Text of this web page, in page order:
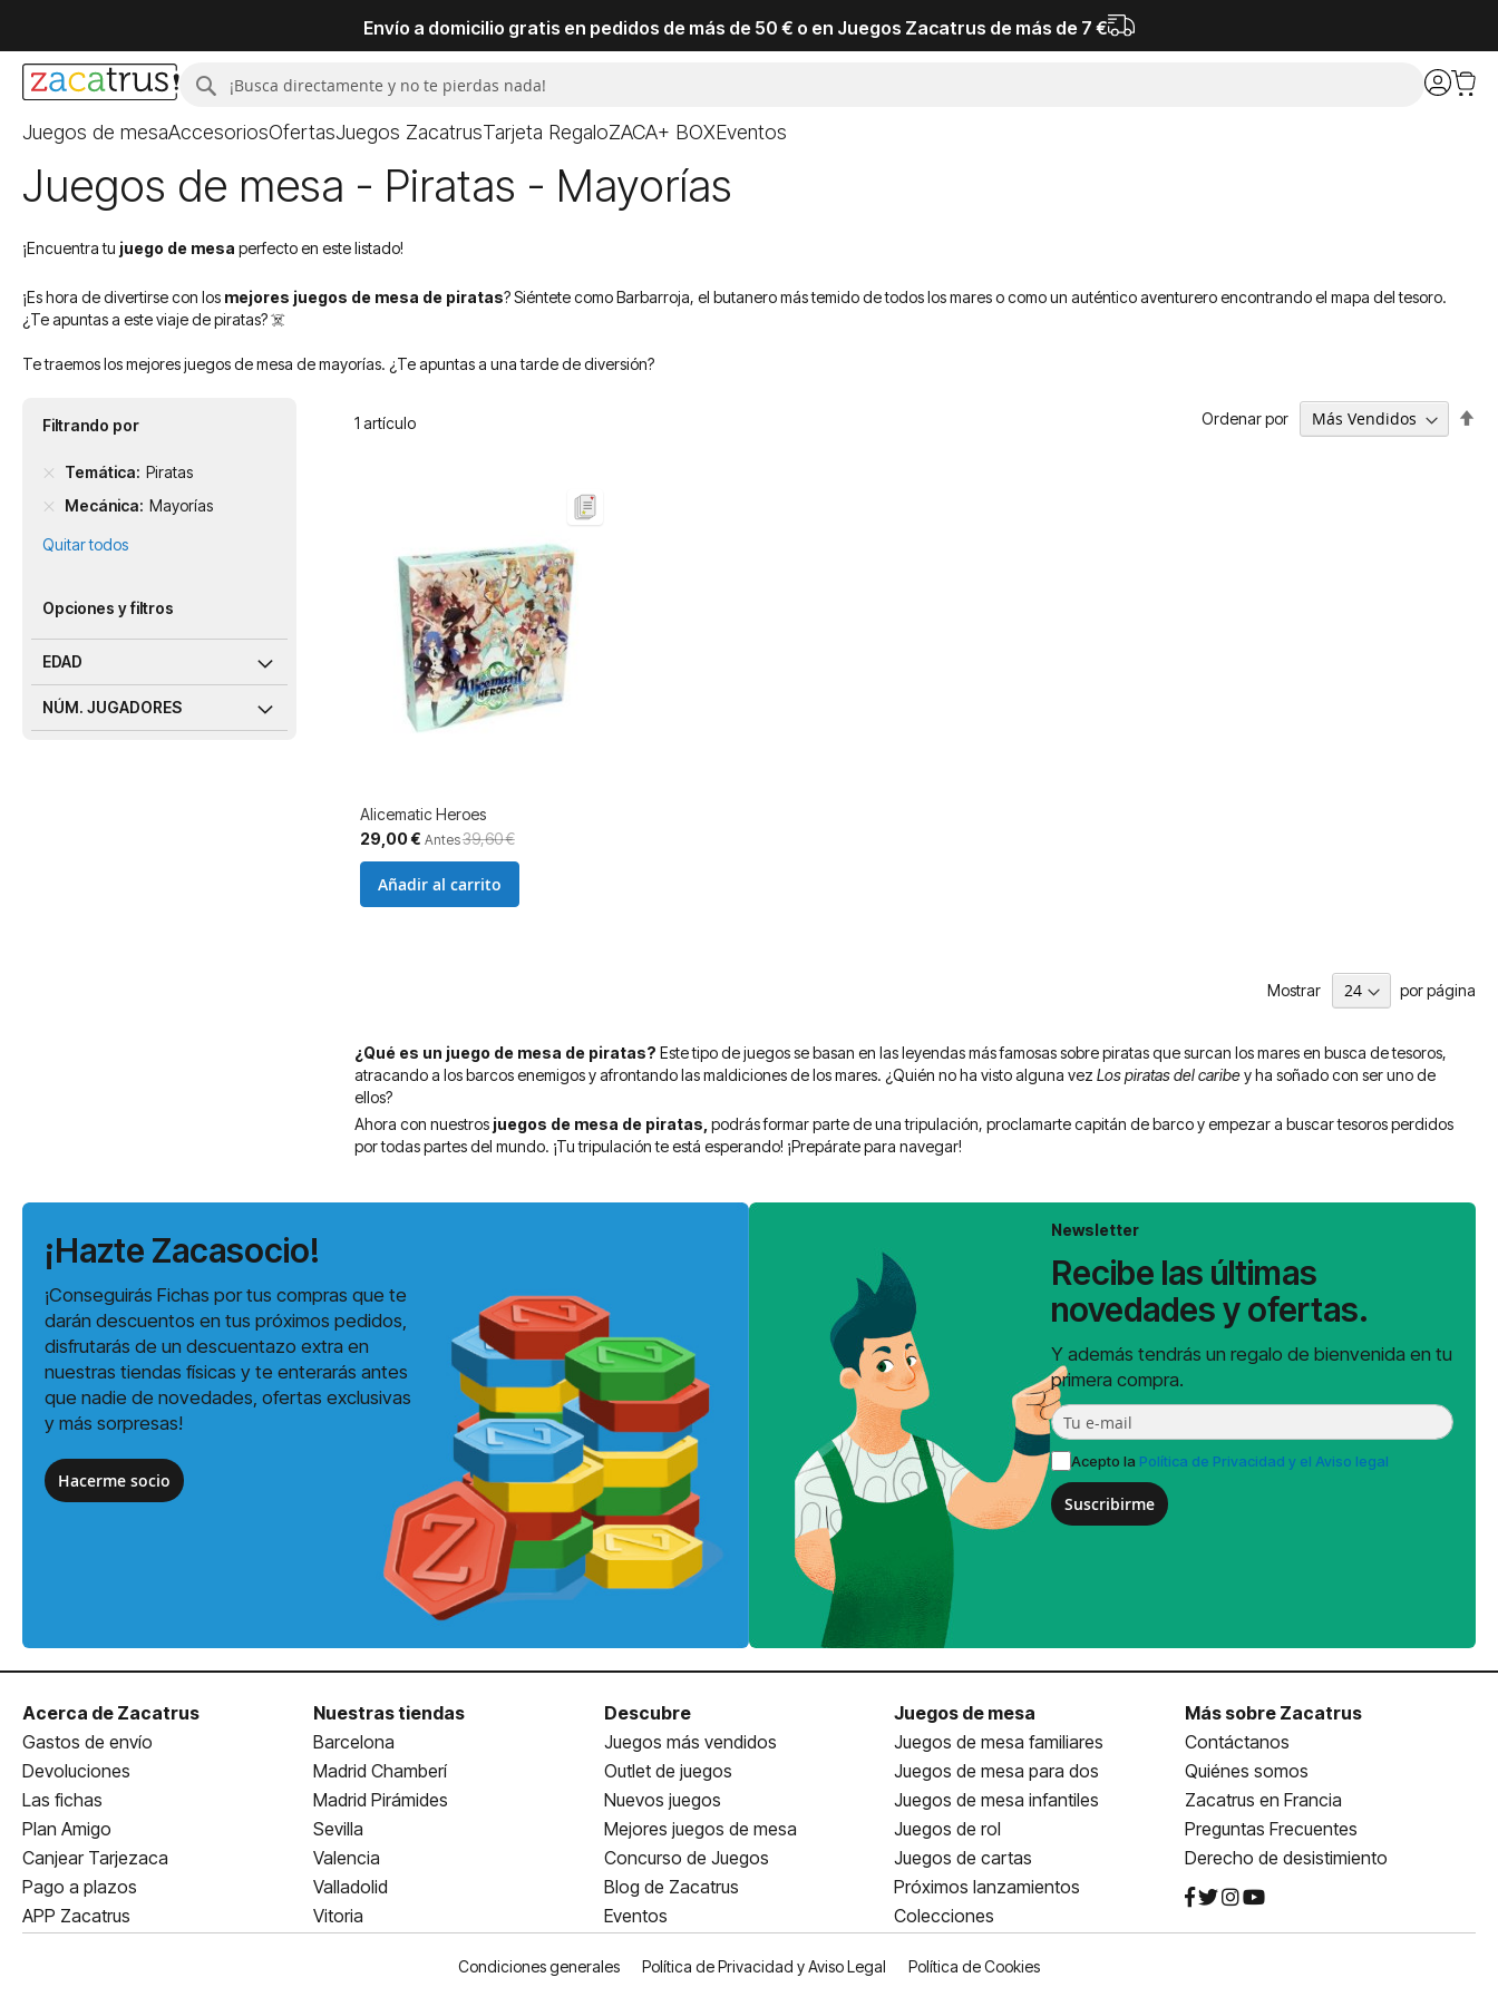
Envío a domicilio gratis en pedidos de más de 50 € o en Juegos Zacatrus de más de 7 €
Buscar
Juegos de mesaAccesoriosOfertasJuegos ZacatrusTarjeta RegaloZACA+ BOXEventos
Juegos de mesa - Piratas - Mayorías
¡Encuentra tu juego de mesa perfecto en este listado!
¡Es hora de divertirse con los mejores juegos de mesa de piratas? Siéntete como Barbarroja, el butanero más temido de todos los mares o como un auténtico aventurero encontrando el mapa del tesoro.
¿Te apuntas a este viaje de piratas? ☠️
Te traemos los mejores juegos de mesa de mayorías. ¿Te apuntas a una tarde de diversión?
1 artículo Ordenar por
Alicematic Heroes
Precio
especial
29,00 € Antes39,60 €
Añadir al carrito
Mostrar por página
¿Qué es un juego de mesa de piratas? Este tipo de juegos se basan en las leyendas más famosas sobre piratas que surcan los mares en busca de tesoros,
atracando a los barcos enemigos y afrontando las maldiciones de los mares. ¿Quién no ha visto alguna vez Los piratas del caribey ha soñado con ser uno de
ellos?
Ahora con nuestrosjuegos de mesa de piratas, podrás formar parte de una tripulación, proclamarte capitán de barco y empezar a buscar tesoros perdidos
por todas partes del mundo. ¡Tu tripulación te está esperando! ¡Prepárate para navegar!
Filtrando por
Temática Piratas
Mecánica Mayorías
Quitar todos
Opciones y filtros
EDAD
NÚM. JUGADORES
¡Hazte Zacasocio!
¡Conseguirás Fichas por tus compras que te
darán descuentos en tus próximos pedidos,
disfrutarás de un descuentazo extra en
nuestras tiendas físicas y te enterarás antes
que nadie de novedades, ofertas exclusivas
y más sorpresas!
Hacerme socio
Newsletter
Recibe las últimas
novedades y ofertas.
Y además tendrás un regalo de bienvenida en tu
primera compra.
Acepto la Política de Privacidad y el Aviso legal
Suscribirme
Acerca de Zacatrus
Gastos de envío
Devoluciones
Las fichas
Plan Amigo
Canjear Tarjezaca
Pago a plazos
APP Zacatrus
Nuestras tiendas
Barcelona
Madrid Chamberí
Madrid Pirámides
Sevilla
Valencia
Valladolid
Vitoria
Descubre
Juegos más vendidos
Outlet de juegos
Nuevos juegos
Mejores juegos de mesa
Concurso de Juegos
Blog de Zacatrus
Eventos
Juegos de mesa
Juegos de mesa familiares
Juegos de mesa para dos
Juegos de mesa infantiles
Juegos de rol
Juegos de cartas
Próximos lanzamientos
Colecciones
Más sobre Zacatrus
Contáctanos
Quiénes somos
Zacatrus en Francia
Preguntas Frecuentes
Derecho de desistimiento
Condiciones generales Política de Privacidad y Aviso Legal Política de Cookies